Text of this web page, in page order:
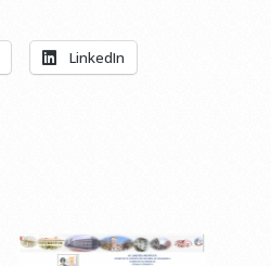
LinkedIn